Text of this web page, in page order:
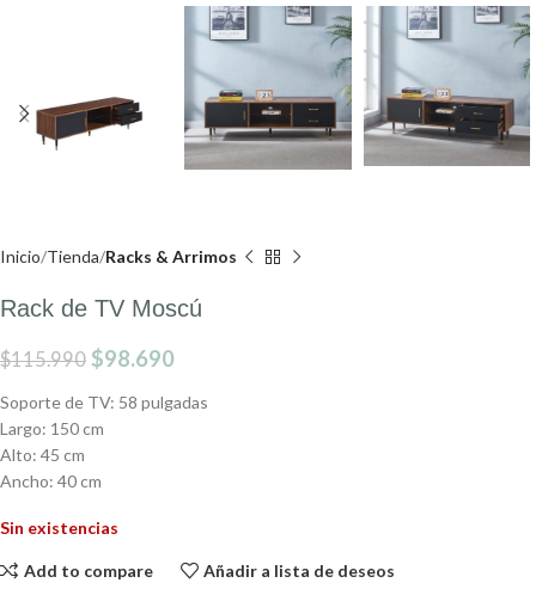
Inicio Tienda Racks & Arrimos
Rack de TV Moscú
$115.990 $98.690
Soporte de TV: 58 pulgadas
Largo: 150 cm
Alto: 45 cm
Ancho: 40 cm
Sin existencias
Add to compare Añadir a lista de deseos